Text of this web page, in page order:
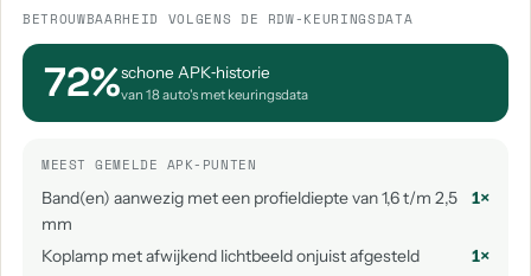
BETROUWBAARHEID VOLGENS DE RDW-KEURINGSDATA
72%schone APK‑historie
van 18 auto's met keuringsdata
MEEST GEMELDE APK-PUNTEN
Band(en) aanwezig met een profieldiepte van 1,6 t/m 2,5
mm
1×
Koplamp met afwijkend lichtbeeld onjuist afgesteld
1×